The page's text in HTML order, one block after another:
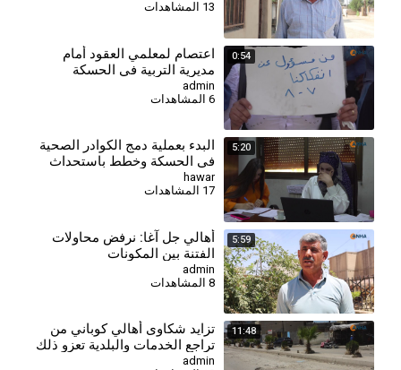
13 المشاهدات
0:54
اعتصام لمعلمي العقود أمام
مديرية التربية في الحسكة
للمطالبة بالتثبيت وصرف
مستحقاتهم
admin
6 المشاهدات
5:20
البدء بعملية دمج الكوادر الصحية
في الحسكة وخطط باستحداث
مراكز جديدة
hawar
17 المشاهدات
5:59
أهالي جل آغا: نرفض محاولات
الفتنة بين المكونات
admin
8 المشاهدات
11:48
⁣تزايد شكاوى أهالي كوباني من
تراجع الخدمات والبلدية تعزو ذلك
لغياب الدعم
admin